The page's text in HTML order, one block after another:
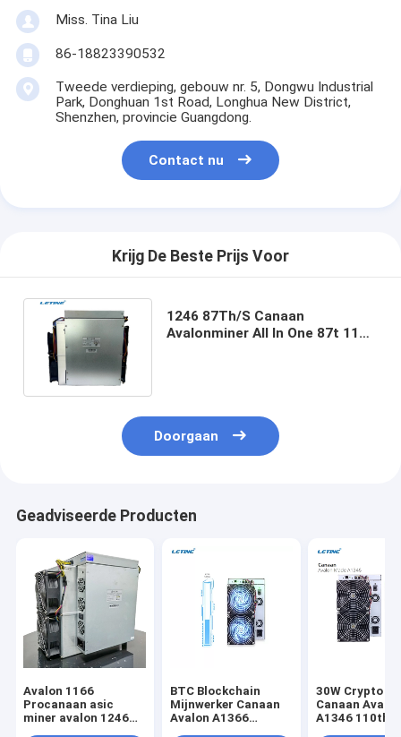
Miss. Tina Liu
86-18823390532
Tweede verdieping, gebouw nr. 5, Dongwu Industrial
Park, Donghuan 1st Road, Longhua New District,
Shenzhen, provincie Guangdong.
Contact nu
Krijg De Beste Prijs Voor
1246 87Th/S Canaan
Avalonminer All In One 87t 1166
Doorgaan
Geadviseerde Producten
Avalon 1166
Procanaan asic
miner avalon 1246
BTC Blockchain
Mijnwerker Canaan
Avalon A1366
30W Crypto
Canaan
A1346 110th